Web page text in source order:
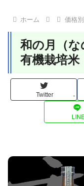
ホーム 価格別
和の月（な
有機栽培米
Twitter -